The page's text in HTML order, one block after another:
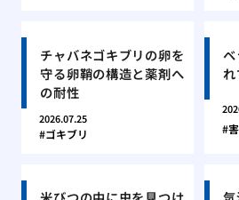
チャバネゴキブリの卵を
守る卵鞘の構造と薬剤へ
の耐性
2026.07.25
ゴキブリ